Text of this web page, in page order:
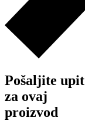
Pošaljite upit
za ovaj
proizvod